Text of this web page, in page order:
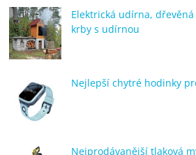
Elektrická udírna,
krby s udírnou
Nejlepší chytré hodinky
Nejprodávanější tlaková